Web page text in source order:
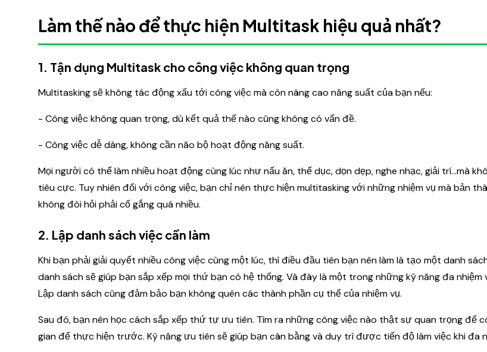
Làm thế nào để thực hiện Multitask hiệu quả nhất?
1. Tận dụng Multitask cho công việc không quan trọng
Multitasking sẽ không tác động xấu tới công việc mà còn nâng cao năng suất của bạn nếu:
- Công việc không quan trọng, dù kết quả thế nào cũng không có vấn đề.
- Công việc dễ dàng, không cần não bộ hoạt động năng suất.
Mọi người có thể làm nhiều hoạt động cùng lúc như nấu ăn, thể dục, dọn dẹp, nghe nhạc, giải trí...mà
tiêu cực. Tuy nhiên đối với công việc, bạn chỉ nên thực hiện multitasking với những nhiệm vụ mà bản
không đòi hỏi phải cố gắng quá nhiều.
2. Lập danh sách việc cần làm
Khi bạn phải giải quyết nhiều công việc cùng một lúc, thì điều đầu tiên bạn nên làm là tạo một danh
danh sách sẽ giúp bạn sắp xếp mọi thứ bạn có hệ thống. Và đây là một trong những kỹ năng đa nhiệm
Lập danh sách cũng đảm bảo bạn không quên các thành phần cụ thể của nhiệm vụ.
Sau đó, bạn nên học cách sắp xếp thứ tự ưu tiên. Tìm ra những công việc nào thật sự quan trọng để
gian để thực hiện trước. Kỹ năng ưu tiên sẽ giúp bạn cân bằng và duy trì được tiến độ làm việc khi đa